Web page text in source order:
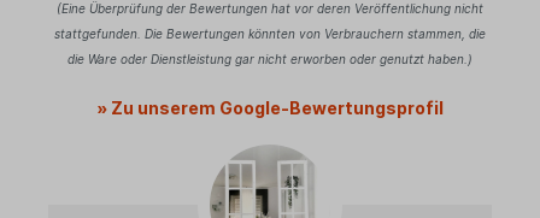
(Eine Überprüfung der Bewertungen hat vor deren Veröffentlichung nicht
stattgefunden. Die Bewertungen könnten von Verbrauchern stammen, die
die Ware oder Dienstleistung gar nicht erworben oder genutzt haben.)
» Zu unserem Google-Bewertungsprofil